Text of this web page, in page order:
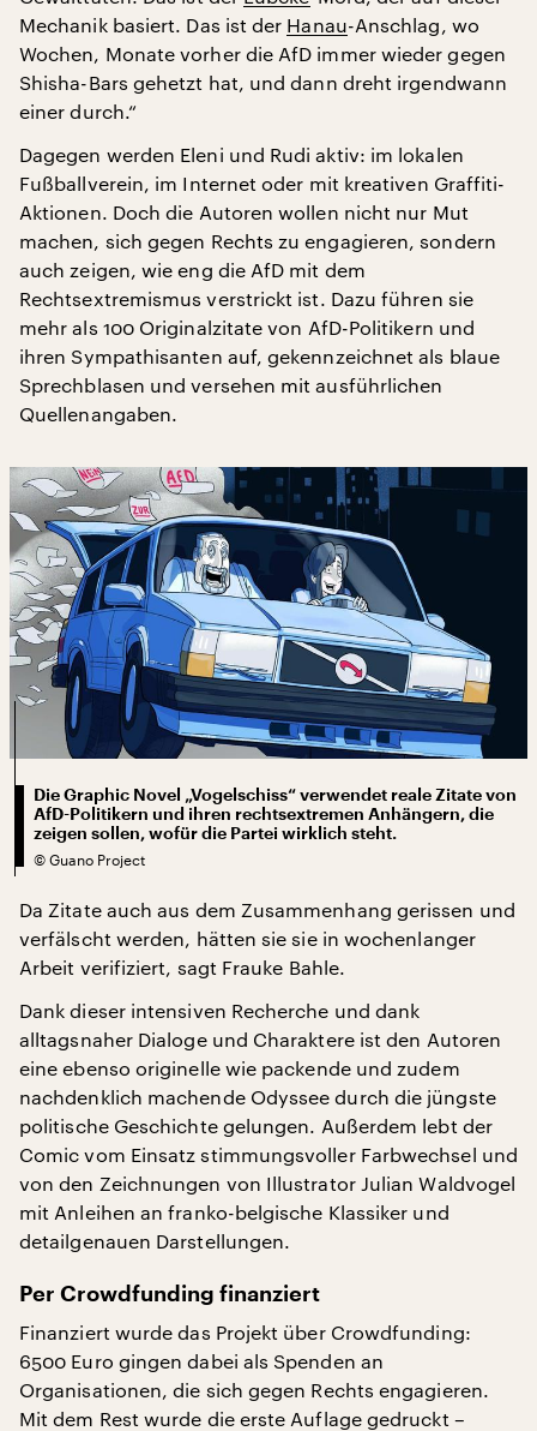
Mechanik basiert. Das ist der Hanau-Anschlag, wo
Wochen, Monate vorher die AfD immer wieder gegen
Shisha-Bars gehetzt hat, und dann dreht irgendwann
einer durch.“
Dagegen werden Eleni und Rudi aktiv: im lokalen
Fußballverein, im Internet oder mit kreativen Graffiti-
Aktionen. Doch die Autoren wollen nicht nur Mut
machen, sich gegen Rechts zu engagieren, sondern
auch zeigen, wie eng die AfD mit dem
Rechtsextremismus verstrickt ist. Dazu führen sie
mehr als 100 Originalzitate von AfD-Politikern und
ihren Sympathisanten auf, gekennzeichnet als blaue
Sprechblasen und versehen mit ausführlichen
Quellenangaben.
Die Graphic Novel „Vogelschiss“ verwendet reale Zitate von
AfD-Politikern und ihren rechtsextremen Anhängern, die
zeigen sollen, wofür die Partei wirklich steht.
© Guano Project
Da Zitate auch aus dem Zusammenhang gerissen und
verfälscht werden, hätten sie sie in wochenlanger
Arbeit verifiziert, sagt Frauke Bahle.
Dank dieser intensiven Recherche und dank
alltagsnaher Dialoge und Charaktere ist den Autoren
eine ebenso originelle wie packende und zudem
nachdenklich machende Odyssee durch die jüngste
politische Geschichte gelungen. Außerdem lebt der
Comic vom Einsatz stimmungsvoller Farbwechsel und
von den Zeichnungen von Illustrator Julian Waldvogel
mit Anleihen an franko-belgische Klassiker und
detailgenauen Darstellungen.
Per Crowdfunding finanziert
Finanziert wurde das Projekt über Crowdfunding:
6500 Euro gingen dabei als Spenden an
Organisationen, die sich gegen Rechts engagieren.
Mit dem Rest wurde die erste Auflage gedruckt –